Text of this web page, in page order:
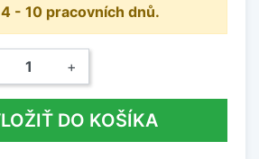
- 10 pracovních dnů.
+
DO KOŠÍKA